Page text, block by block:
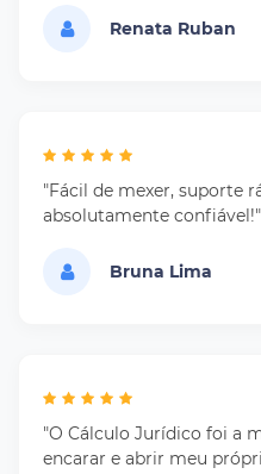
Renata Ruban
"Fácil de mexer, suporte
absolutamente confiável!"
Bruna Lima
"O Cálculo Jurídico foi a
encarar e abrir meu